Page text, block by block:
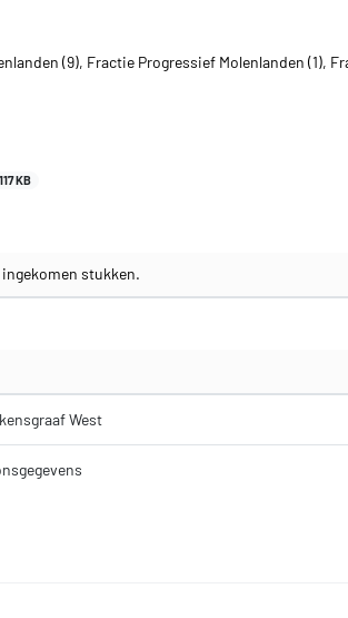
(9), Fractie Progressief Molenlanden (1),
117 KB
stukken.
West